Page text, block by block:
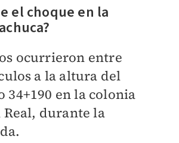
el choque en la
ocurrieron entre
a la altura del
en la colonia
durante la